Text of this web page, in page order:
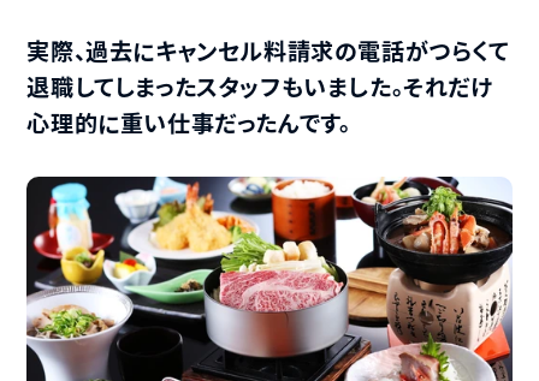
実際、過去にキャンセル料請求の電話がつらくて
退職してしまったスタッフもいました。それだけ
心理的に重い仕事だったんです。